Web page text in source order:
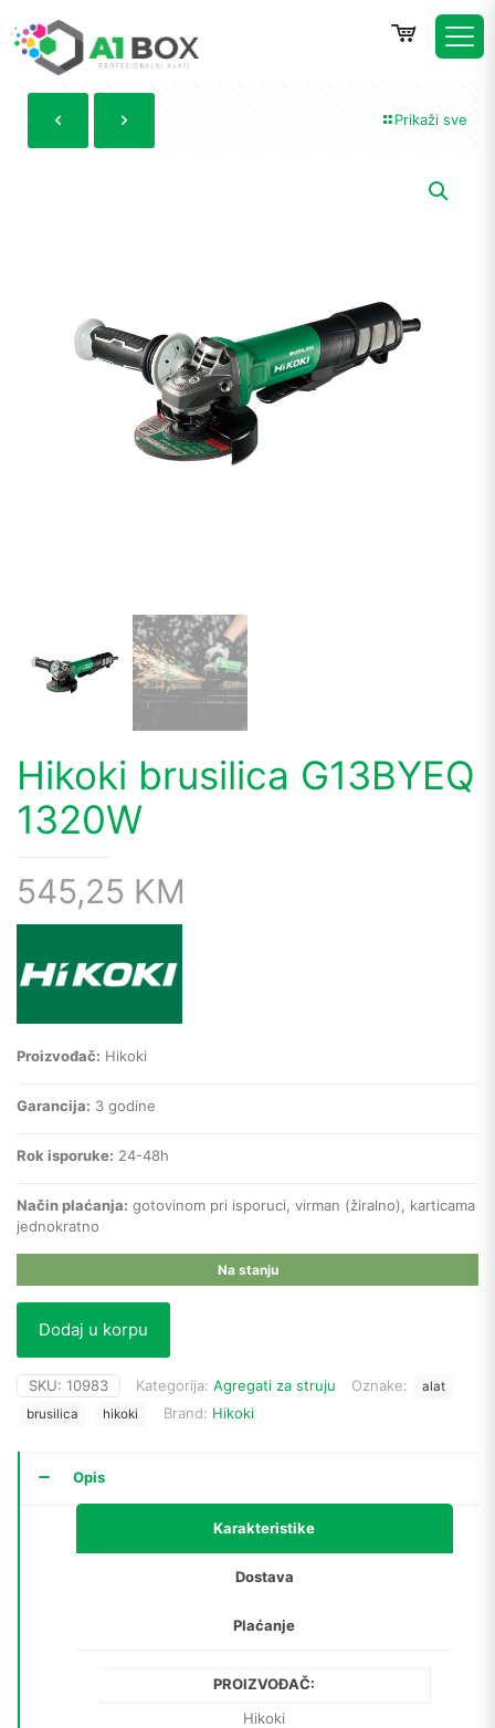
Prikaži sve
Hikoki brusilica G13BYEQ
1320W
545,25 KM
Proizvođač: Hikoki
Garancija: 3 godine
Rok isporuke: 24-48h
Način plaćanja: gotovinom pri isporuci, virman (žiralno), karticama
jednokratno
Na stanju
Dodaj u korpu
SKU: 10983 Kategorija: Agregati za struju Oznake:
alat
brusilica
hikoki Brand: Hikoki
Opis
Karakteristike
Dostava
Plaćanje
PROIZVOĐAČ:
Hikoki